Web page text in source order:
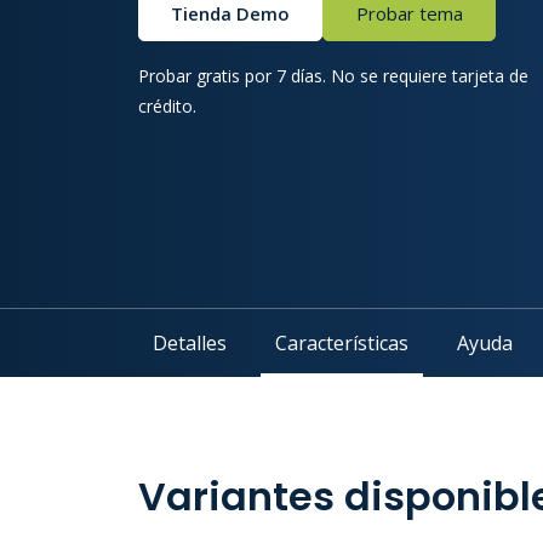
Tienda Demo Probar tema
Probar gratis por 7 días. No se requiere tarjeta de
crédito.
Detalles Características Ayuda
Variantes